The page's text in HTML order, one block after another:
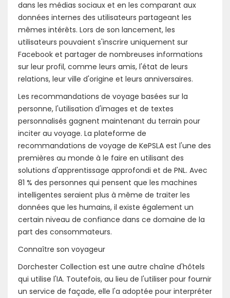
dans les médias sociaux et en les comparant aux
données internes des utilisateurs partageant les
mêmes intérêts. Lors de son lancement, les
utilisateurs pouvaient s'inscrire uniquement sur
Facebook et partager de nombreuses informations
sur leur profil, comme leurs amis, l'état de leurs
relations, leur ville d'origine et leurs anniversaires.
Les recommandations de voyage basées sur la
personne, l'utilisation d'images et de textes
personnalisés gagnent maintenant du terrain pour
inciter au voyage. La plateforme de
recommandations de voyage de KePSLA est l'une des
premières au monde à le faire en utilisant des
solutions d'apprentissage approfondi et de PNL. Avec
81 % des personnes qui pensent que les machines
intelligentes seraient plus à même de traiter les
données que les humains, il existe également un
certain niveau de confiance dans ce domaine de la
part des consommateurs.
Connaître son voyageur
Dorchester Collection est une autre chaîne d'hôtels
qui utilise l'IA. Toutefois, au lieu de l'utiliser pour fournir
un service de façade, elle l'a adoptée pour interpréter